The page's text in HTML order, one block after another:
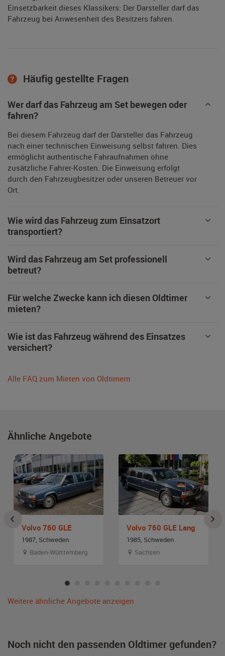
Einsetzbarkeit dieses Klassikers: Der Darsteller darf das
Fahrzeug bei Anwesenheit des Besitzers fahren.
Häufig gestellte Fragen
Wer darf das Fahrzeug am Set bewegen oder
fahren?
Bei diesem Fahrzeug darf der Darsteller das Fahrzeug
nach einer technischen Einweisung selbst fahren. Dies
ermöglicht authentische Fahraufnahmen ohne
zusätzliche Fahrer-Kosten. Die Einweisung erfolgt
durch den Fahrzeugbesitzer oder unseren Betreuer vor
Ort.
Wie wird das Fahrzeug zum Einsatzort
transportiert?
Wird das Fahrzeug am Set professionell
betreut?
Für welche Zwecke kann ich diesen Oldtimer
mieten?
Wie ist das Fahrzeug während des Einsatzes
versichert?
Alle FAQ zum Mieten von Oldtimern
Ähnliche Angebote
Volvo 760 GLE
1987, Schweden
Baden-Württemberg
Volvo 760 GLE Lang
1985, Schweden
Sachsen
Weitere ähnliche Angebote anzeigen
Noch nicht den passenden Oldtimer gefunden?